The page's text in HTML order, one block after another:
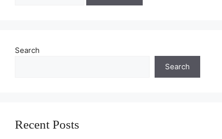
Search
Search
Recent Posts